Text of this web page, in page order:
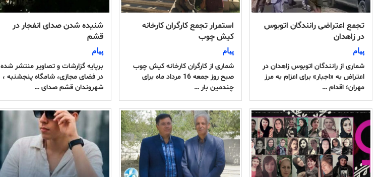
تجمع اعتراضی رانندگان اتوبوس
در زاهدان
پیام
شماری از رانندگان اتوبوس زاهدان در
اعتراض به «اجبار» برای اعزام به مرز
مهران؛ اقدام …
استمرار تجمع کارگران کارخانه
کیش چوب
پیام
شماری از کارگران کارخانه کیش چوب
صبح روز جمعه 16 مرداد ماه برای
چندمین بار …
شنیده شدن صدای انفجار در
قشم
پیام
برپایه گزارشات و تصاویر منتشر شده
در فضای مجازی، شامگاه پنجشنبه ،
شهروندان قشم صدای …